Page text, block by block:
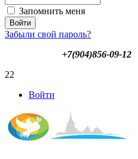
Запомнить меня
Забыли свой пароль?
+7(904)856-09-12
22
Войти